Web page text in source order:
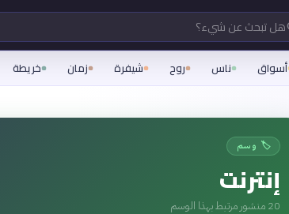
هل تبحث عن شيء؟
أسواق ناس روح شيفرة زمان خريطة
🏷️ وسم
إنترنت
20 منشور مرتبط بهذا الوسم